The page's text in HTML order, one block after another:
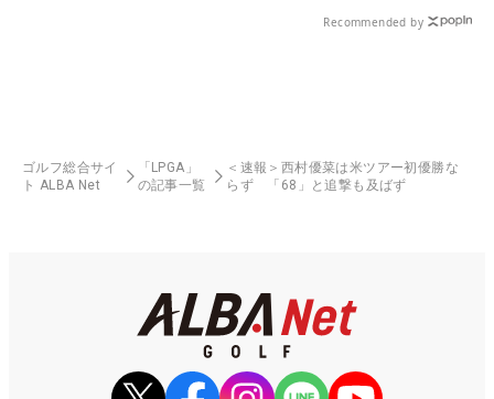
Recommended by
ゴルフ総合サイ
ト ALBA Net
「LPGA」
の記事一覧
＜速報＞西村優菜は米ツアー初優勝な
らず 「68」と追撃も及ばず